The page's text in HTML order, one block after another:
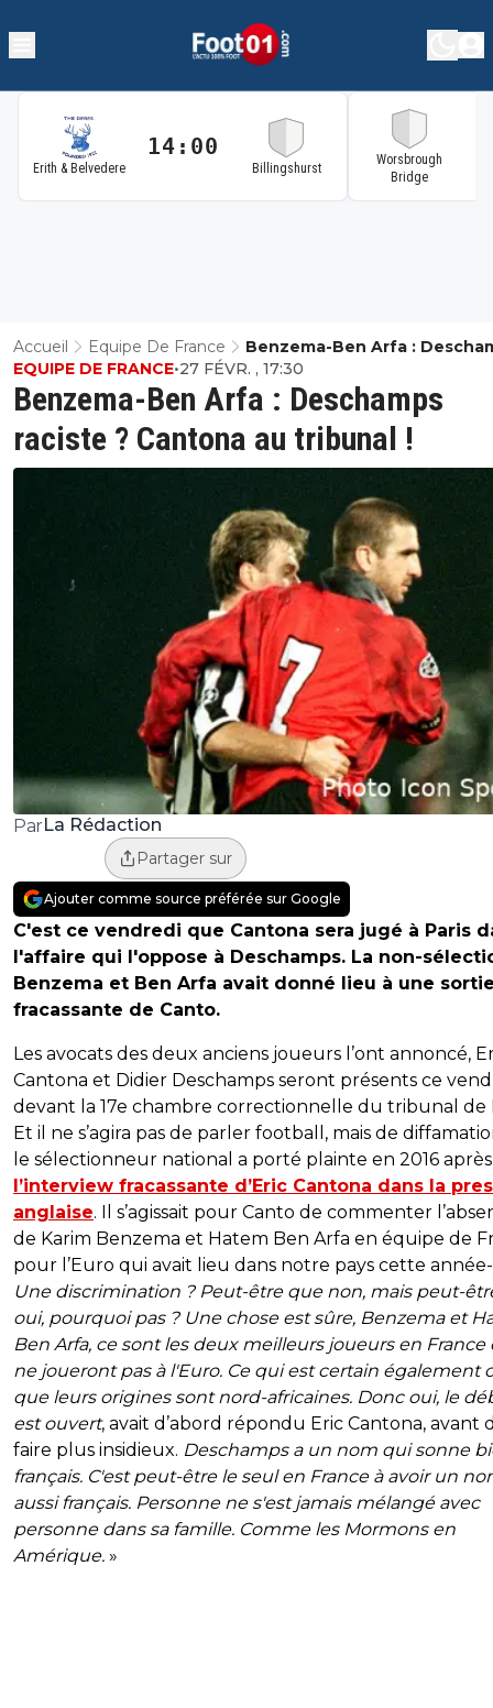
Erith & Belvedere
14:00
Billingshurst
Worsbrough
Bridge
Accueil Equipe De France
Benzema-Ben Arfa :
Raciste ? Cantona Au
Benzema-Ben Arfa : Deschamps
raciste ? Cantona au tribunal !
EQUIPE DE FRANCE•27 FÉVR. , 17:30
Par La Rédaction
Partager sur
Ajouter comme source préférée sur Google
C'est ce vendredi que Cantona sera jugé à Paris
l'affaire qui l'oppose à Deschamps. La non-
Benzema et Ben Arfa avait donné lieu à une
fracassante de Canto.
Les avocats des deux anciens joueurs l’ont annoncé,
Cantona et Didier Deschamps seront présents ce
devant la 17e chambre correctionnelle du tribunal de
Et il ne s’agira pas de parler football, mais de
le sélectionneur national a porté plainte en 2016 après
l’interview fracassante d’Eric Cantona dans la
anglaise. Il s’agissait pour Canto de commenter
de Karim Benzema et Hatem Ben Arfa en équipe de
pour l’Euro qui avait lieu dans notre pays cette année-
Une discrimination ? Peut-être que non, mais peut-
oui, pourquoi pas ? Une chose est sûre, Benzema et
Ben Arfa, ce sont les deux meilleurs joueurs en France
ne joueront pas à l'Euro. Ce qui est certain également
que leurs origines sont nord-africaines. Donc oui, le
est ouvert, avait d’abord répondu Eric Cantona, avant
faire plus insidieux. Deschamps a un nom qui sonne
français. C'est peut-être le seul en France à avoir un
aussi français. Personne ne s'est jamais mélangé avec
personne dans sa famille. Comme les Mormons en
Amérique. »